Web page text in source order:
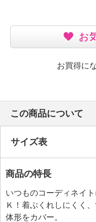
お
お買得に
この商品について
サイズ表
商品の特長
いつものコーディネイ
Ｋ！着ぶくれしにくく
体形をカバー。